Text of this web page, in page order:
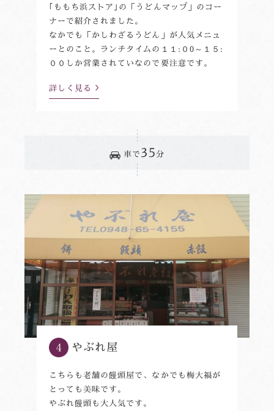
｢ももち浜ストア｣の「うどんマップ」のコー
ナーで紹介されました。
なかでも「かしわざるうどん」が人気メニュ
ーとのこと。ランチタイムの１１:０0～１５:
００しか営業されていなので要注意です。
詳しく見る
車で35分
やぶれ屋
こちらも老舗の饅頭屋で、なかでも梅大福が
とっても美味です。
やぶれ饅頭も大人気です。